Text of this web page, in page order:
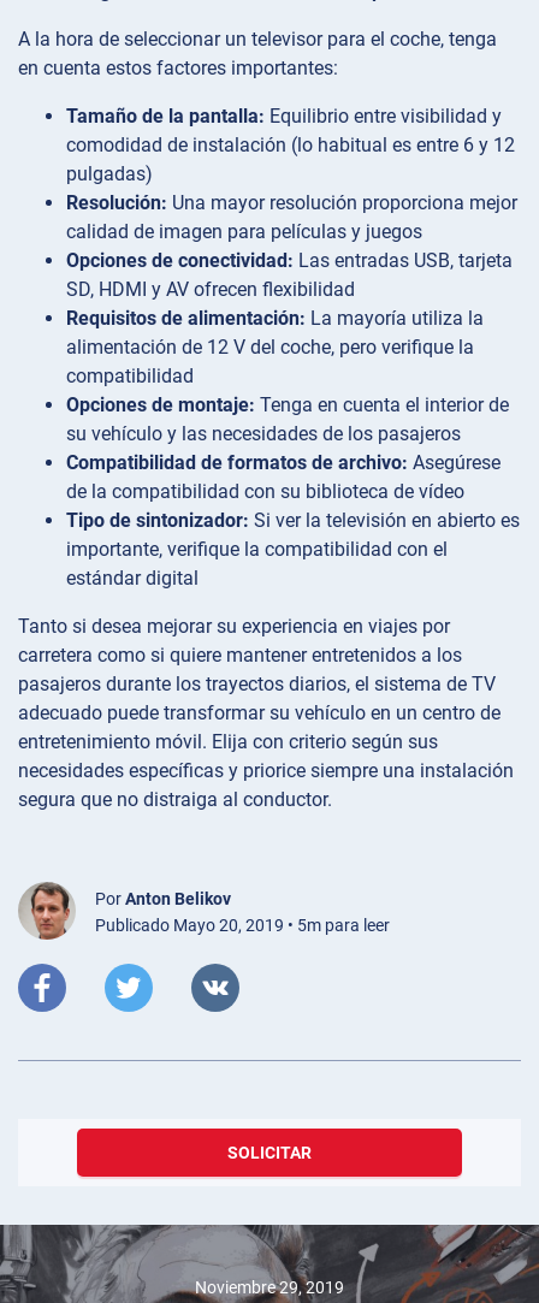
A la hora de seleccionar un televisor para el coche, tenga
en cuenta estos factores importantes:
Tamaño de la pantalla: Equilibrio entre visibilidad y
comodidad de instalación (lo habitual es entre 6 y 12
pulgadas)
Resolución: Una mayor resolución proporciona mejor
calidad de imagen para películas y juegos
Opciones de conectividad: Las entradas USB, tarjeta
SD, HDMI y AV ofrecen flexibilidad
Requisitos de alimentación: La mayoría utiliza la
alimentación de 12 V del coche, pero verifique la
compatibilidad
Opciones de montaje: Tenga en cuenta el interior de
su vehículo y las necesidades de los pasajeros
Compatibilidad de formatos de archivo: Asegúrese
de la compatibilidad con su biblioteca de vídeo
Tipo de sintonizador: Si ver la televisión en abierto es
importante, verifique la compatibilidad con el
estándar digital
Tanto si desea mejorar su experiencia en viajes por
carretera como si quiere mantener entretenidos a los
pasajeros durante los trayectos diarios, el sistema de TV
adecuado puede transformar su vehículo en un centro de
entretenimiento móvil. Elija con criterio según sus
necesidades específicas y priorice siempre una instalación
segura que no distraiga al conductor.
PorAnton Belikov
Publicado Mayo 20, 2019 • 5m para leer
SOLICITAR
Noviembre 29, 2019